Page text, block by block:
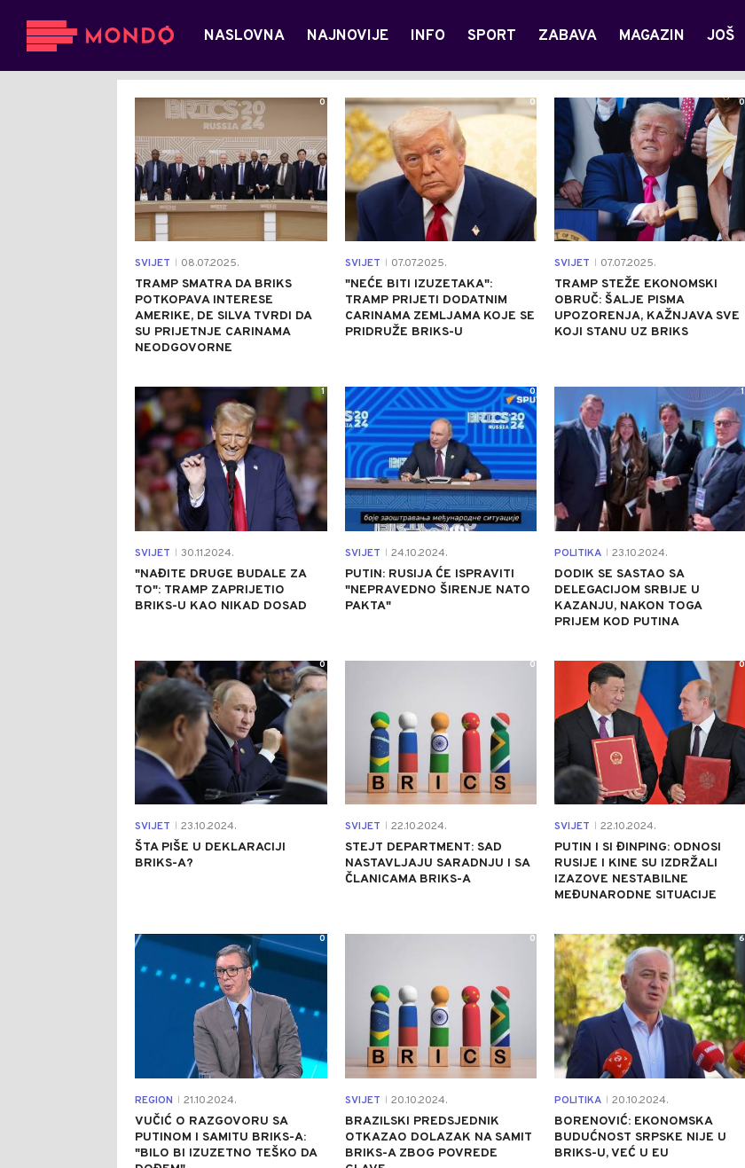
NASLOVNA NAJNOVIJE INFO SPORT ZABAVA MAGAZIN JOŠ
SVIJET 08.07.2025.
TRAMP SMATRA DA BRIKS
POTKOPAVA INTERESE
AMERIKE, DE SILVA TVRDI DA
SU PRIJETNJE CARINAMA
NEODGOVORNE
0
SVIJET 07.07.2025.
"NEĆE BITI IZUZETAKA":
TRAMP PRIJETI DODATNIM
CARINAMA ZEMLJAMA KOJE SE
PRIDRUŽE BRIKS-U
0
SVIJET 07.07.2025.
TRAMP STEŽE EKONOMSKI
OBRUČ: ŠALJE PISMA
UPOZORENJA, KAŽNJAVA SVE
KOJI STANU UZ BRIKS
0
SVIJET 30.11.2024.
"NAĐITE DRUGE BUDALE ZA
TO": TRAMP ZAPRIJETIO
BRIKS-U KAO NIKAD DOSAD
1
SVIJET 24.10.2024.
PUTIN: RUSIJA ĆE ISPRAVITI
"NEPRAVEDNO ŠIRENJE NATO
PAKTA"
0
POLITIKA 23.10.2024.
DODIK SE SASTAO SA
DELEGACIJOM SRBIJE U
KAZANJU, NAKON TOGA
PRIJEM KOD PUTINA
1
SVIJET 23.10.2024.
ŠTA PIŠE U DEKLARACIJI
BRIKS-A?
0
SVIJET 22.10.2024.
STEJT DEPARTMENT: SAD
NASTAVLJAJU SARADNJU I SA
ČLANICAMA BRIKS-A
0
SVIJET 22.10.2024.
PUTIN I SI ĐINPING: ODNOSI
RUSIJE I KINE SU IZDRŽALI
IZAZOVE NESTABILNE
MEĐUNARODNE SITUACIJE
0
REGION 21.10.2024.
VUČIĆ O RAZGOVORU SA
PUTINOM I SAMITU BRIKS-A:
"BILO BI IZUZETNO TEŠKO DA
0
SVIJET 20.10.2024.
BRAZILSKI PREDSJEDNIK
OTKAZAO DOLAZAK NA SAMIT
BRIKS-A ZBOG POVREDE
0
POLITIKA 20.10.2024.
BORENOVIĆ: EKONOMSKA
BUDUĆNOST SRPSKE NIJE U
BRIKS-U, VEĆ U EU
6